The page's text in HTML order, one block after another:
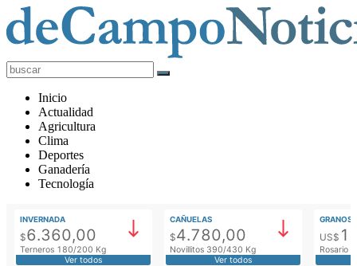
deCampoNoticias
Actualidad
Agropecuaria
Inicio
Actualidad
Agricultura
Clima
Deportes
Ganadería
Tecnología
INVERNADA
$6.360,00
Terneros 180/200 Kg
Ver todos
CAÑUELAS
$4.780,00
Novillitos 390/430 Kg
Ver todos
GRANOS
US$
Rosario